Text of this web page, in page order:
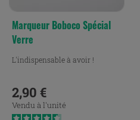
Marqueur Boboco Spécial
Verre
L'indispensable à avoir !
Prix
2,90 €
Vendu à l'unité